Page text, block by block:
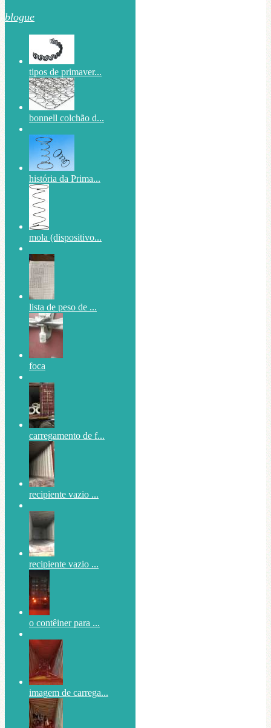
blogue
tipos de primaver...
bonnell colchão d...
história da Prima...
mola (dispositivo...
lista de peso de ...
foca
carregamento de f...
recipiente vazio ...
recipiente vazio ...
o contêiner para ...
imagem de carrega...